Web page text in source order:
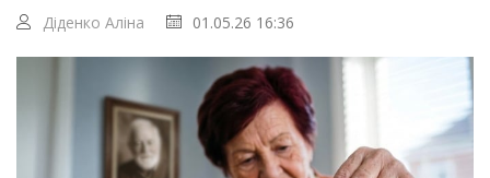
Діденко Аліна 01.05.26 16:36